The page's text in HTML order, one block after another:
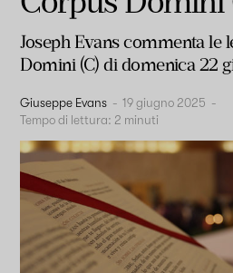
Joseph Evans commenta le
Domini (C) di domenica 22
Giuseppe Evans - 19 giugno 2025 -
Tempo di lettura: 2 minuti